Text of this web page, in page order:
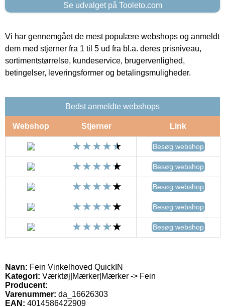
Se udvalget på Tooleto.com
Vi har gennemgået de mest populære webshops og anmeldt
dem med stjerner fra 1 til 5 ud fra bl.a. deres prisniveau,
sortimentstørrelse, kundeservice, brugervenlighed,
betingelser, leveringsformer og betalingsmuligheder.
Bedst anmeldte webshops
Webshop Stjerner Link
Besøg webshop
Besøg webshop
Besøg webshop
Besøg webshop
Besøg webshop
Navn: Fein Vinkelhoved QuickIN
Kategori: Værktøj|Mærker|Mærker -> Fein
Producent:
Varenummer: da_16626303
EAN: 4014586422909